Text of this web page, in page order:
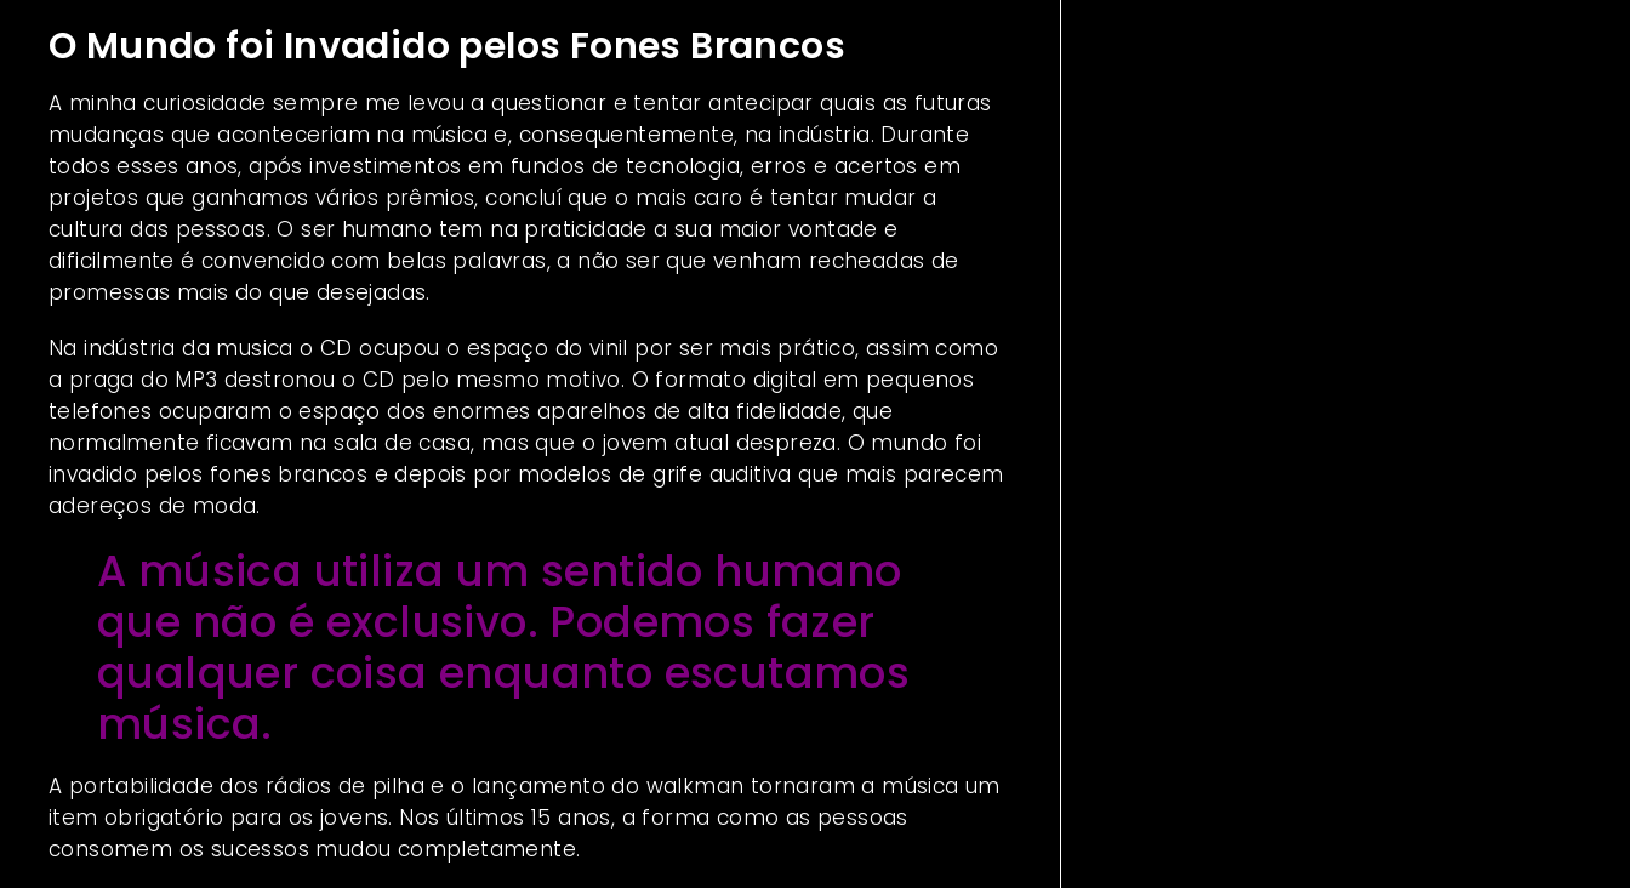
O Mundo foi Invadido pelos Fones Brancos
A minha curiosidade sempre me levou a questionar e tentar antecipar quais as futuras
mudanças que aconteceriam na música e, consequentemente, na indústria. Durante
todos esses anos, após investimentos em fundos de tecnologia, erros e acertos em
projetos que ganhamos vários prêmios, concluí que o mais caro é tentar mudar a
cultura das pessoas. O ser humano tem na praticidade a sua maior vontade e
dificilmente é convencido com belas palavras, a não ser que venham recheadas de
promessas mais do que desejadas.
Na indústria da musica o CD ocupou o espaço do vinil por ser mais prático, assim como
a praga do MP3 destronou o CD pelo mesmo motivo. O formato digital em pequenos
telefones ocuparam o espaço dos enormes aparelhos de alta fidelidade, que
normalmente ficavam na sala de casa, mas que o jovem atual despreza. O mundo foi
invadido pelos fones brancos e depois por modelos de grife auditiva que mais parecem
adereços de moda.
A música utiliza um sentido humano
que não é exclusivo. Podemos fazer
qualquer coisa enquanto escutamos
música.
A portabilidade dos rádios de pilha e o lançamento do walkman tornaram a música um
item obrigatório para os jovens. Nos últimos 15 anos, a forma como as pessoas
consomem os sucessos mudou completamente.